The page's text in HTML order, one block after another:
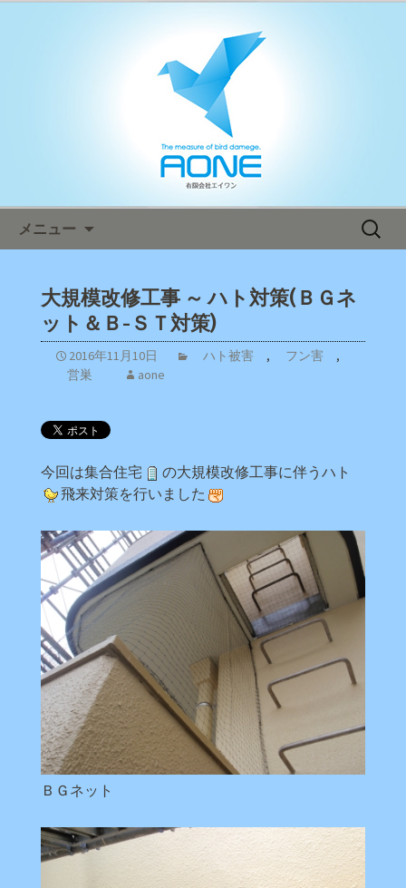
エイワン オフィシャルブログ
メニュー
検
大規模改修工事 ～ ハト対策(ＢＧネ
ット＆Ｂ-ＳＴ対策)
2016年11月10日 ハト被害 , フン害 ,
営巣
aone
今回は集合住宅
の大規模改修工事に伴うハト
飛来対策を行いました
ＢＧネット